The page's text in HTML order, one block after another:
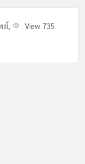
ย์, View 735